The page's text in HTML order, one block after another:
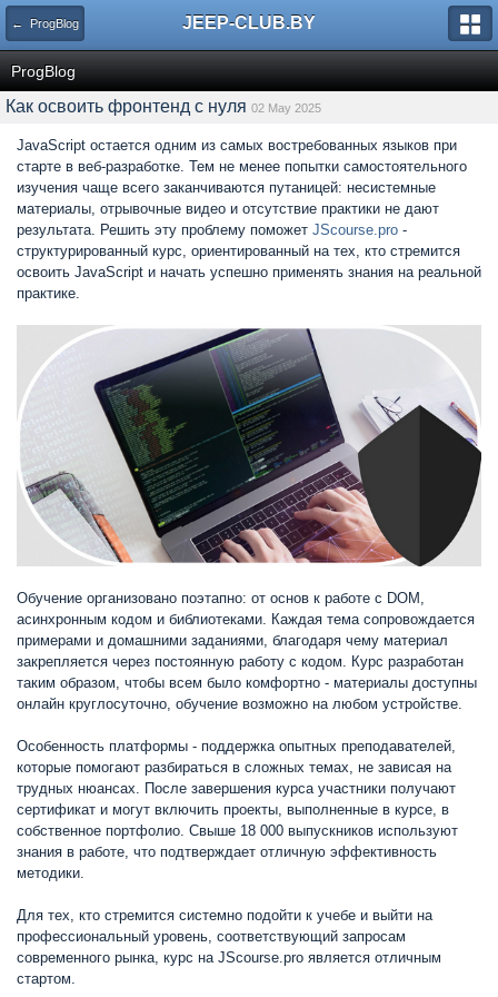
← ProgBlog JEEP-CLUB.BY
ProgBlog
Как освоить фронтенд с нуля 02 May 2025
JavaScript остается одним из самых востребованных языков при
старте в веб-разработке. Тем не менее попытки самостоятельного
изучения чаще всего заканчиваются путаницей: несистемные
материалы, отрывочные видео и отсутствие практики не дают
результата. Решить эту проблему поможет JScourse.pro -
структурированный курс, ориентированный на тех, кто стремится
освоить JavaScript и начать успешно применять знания на реальной
практике.
Обучение организовано поэтапно: от основ к работе с DOM,
асинхронным кодом и библиотеками. Каждая тема сопровождается
примерами и домашними заданиями, благодаря чему материал
закрепляется через постоянную работу с кодом. Курс разработан
таким образом, чтобы всем было комфортно - материалы доступны
онлайн круглосуточно, обучение возможно на любом устройстве.
Особенность платформы - поддержка опытных преподавателей,
которые помогают разбираться в сложных темах, не зависая на
трудных нюансах. После завершения курса участники получают
сертификат и могут включить проекты, выполненные в курсе, в
собственное портфолио. Свыше 18 000 выпускников используют
знания в работе, что подтверждает отличную эффективность
методики.
Для тех, кто стремится системно подойти к учебе и выйти на
профессиональный уровень, соответствующий запросам
современного рынка, курс на JScourse.pro является отличным
стартом.